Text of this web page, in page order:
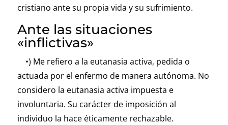
cristiano ante su propia vida y su sufrimiento.
Ante las situaciones
«inflictivas»
•) Me refiero a la eutanasia activa, pedida o
actuada por el enfermo de manera autónoma. No
considero la eutanasia activa impuesta e
involuntaria. Su carácter de imposición al
individuo la hace éticamente rechazable.